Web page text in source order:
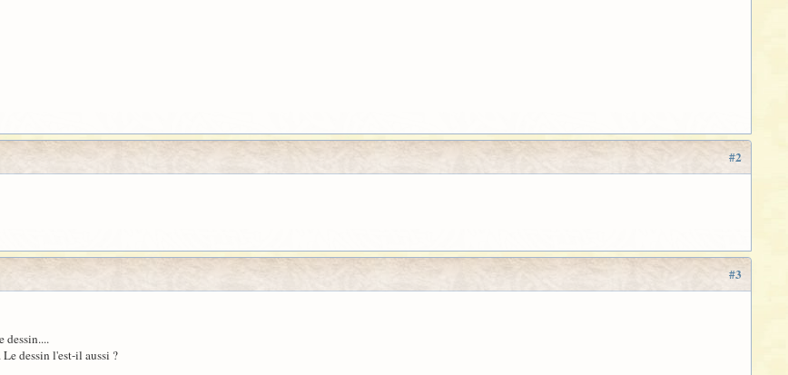
#2
#3
dessin....
dessin l'est-il aussi ?